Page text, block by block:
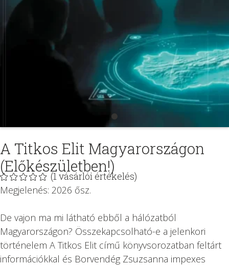
A Titkos Elit Magyarországon
(Előkészületben!)
(1vásárlói értékelés)
Megjelenés: 2026 ősz.
De vajon ma mi látható ebből a hálózatból
Magyarországon? Összekapcsolható-e a jelenkori
történelem A Titkos Elit című könyvsorozatban feltárt
információkkal és Borvendég Zsuzsanna impexes